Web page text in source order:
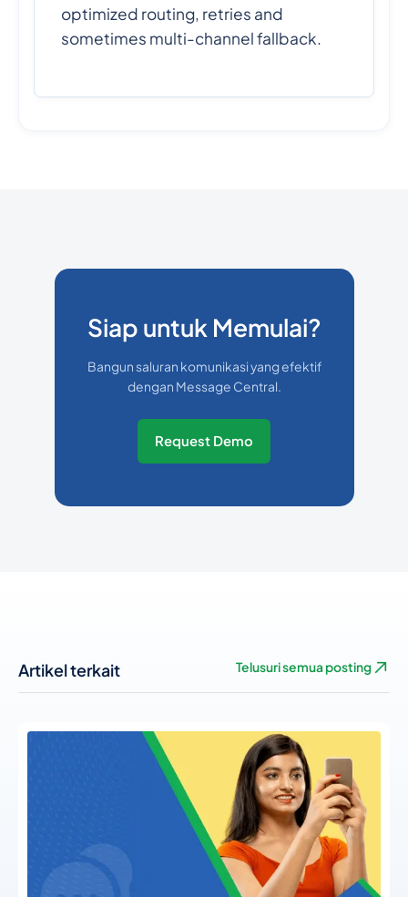
optimized routing, retries and
sometimes multi-channel fallback.
Siap untuk Memulai?
Bangun saluran komunikasi yang efektif
dengan Message Central.
Request Demo
Artikel terkait Telusuri semua posting